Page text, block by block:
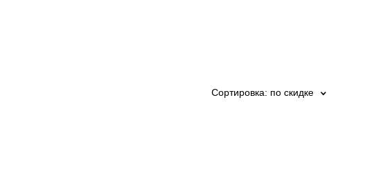
Сортировка: по скидке